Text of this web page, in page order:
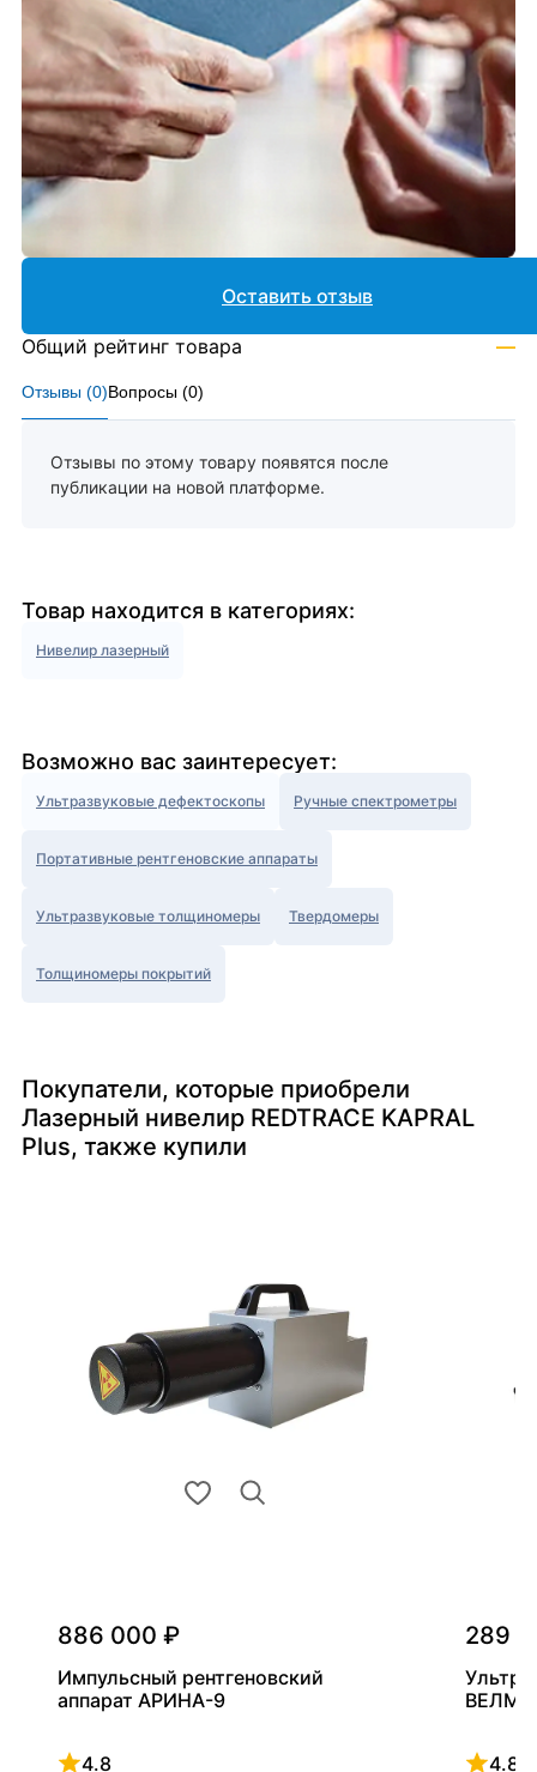
Отзывы (0)Вопросы (0)
Отзывы по этому товару появятся после
публикации на новой платформе.
Оставить отзыв
Общий рейтинг товара —
Товар находится в категориях:
Нивелир лазерный
Возможно вас заинтересует:
Ультразвуковые дефектоскопы Ручные спектрометры
Портативные рентгеновские аппараты
Ультразвуковые толщиномеры Твердомеры
Толщиномеры покрытий
Покупатели, которые приобрели
Лазерный нивелир REDTRACE KAPRAL
Plus, также купили
886 000 ₽
Импульсный рентгеновский
аппарат АРИНА-9
4.8
289
4.8